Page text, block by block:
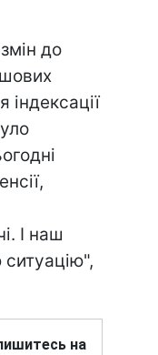
до
індексації
І наш
на